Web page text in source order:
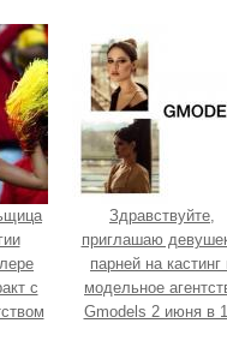
с
Здравствуйте,
приглашаю
парней на кастинг
модельное
Gmodels 2 июня в